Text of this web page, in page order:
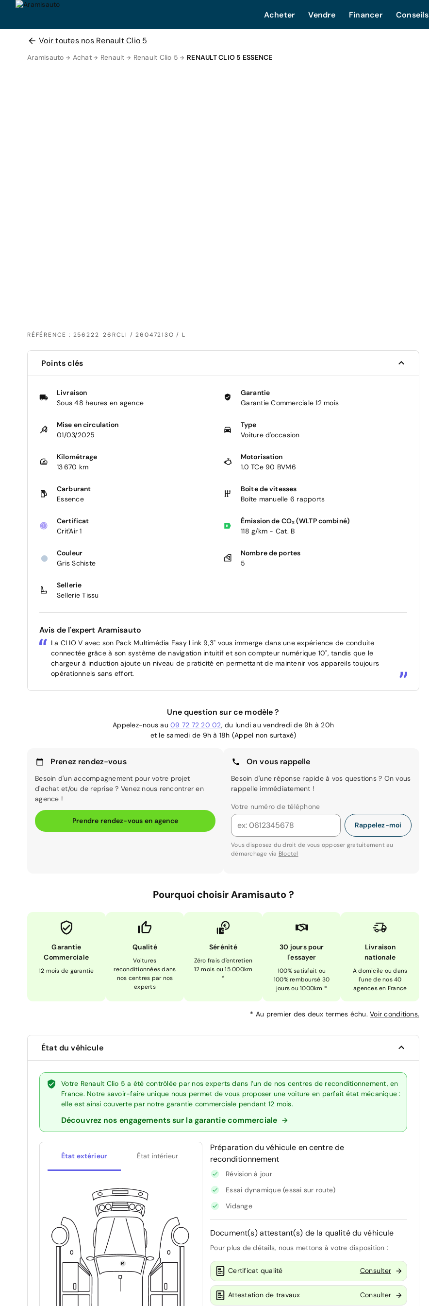
Acheter Vendre Financer Conseils
Voir toutes nos Renault Clio 5
Aramisauto Achat Renault Renault Clio 5 RENAULT CLIO 5 ESSENCE
RÉFÉRENCE : 256222-26RCLI / 26047213O / L
Points clés
Livraison
Sous 48 heures en agence
Garantie
Garantie Commerciale 12 mois
Mise en circulation
01/03/2025
Type
Voiture d'occasion
Kilométrage
13 670 km
Motorisation
1.0 TCe 90 BVM6
Carburant
Essence
Boîte de vitesses
Boîte manuelle 6 rapports
Certificat
Crit'Air 1
Émission de CO₂ (WLTP combiné)
118 g/km - Cat. B
Couleur
Gris Schiste
Nombre de portes
5
Sellerie
Sellerie Tissu
Avis de l'expert Aramisauto
La CLIO V avec son Pack Multimédia Easy Link 9,3" vous immerge dans une expérience de conduite
connectée grâce à son système de navigation intuitif et son compteur numérique 10", tandis que le
chargeur à induction ajoute un niveau de praticité en permettant de maintenir vos appareils toujours
opérationnels sans effort.
Une question sur ce modèle ?
Appelez-nous au 09 72 72 20 02, du lundi au vendredi de 9h à 20h
et le samedi de 9h à 18h (Appel non surtaxé)
Prenez rendez-vous
Besoin d'un accompagnement pour votre projet
d'achat et/ou de reprise ? Venez nous rencontrer en
agence !
Prendre rendez-vous en agence
On vous rappelle
Besoin d'une réponse rapide à vos questions ? On vous
rappelle immédiatement !
Votre numéro de téléphone
Rappelez-moi
Vous disposez du droit de vous opposer gratuitement au
démarchage via Bloctel
Pourquoi choisir Aramisauto ?
Garantie
Commerciale
12 mois de garantie
Qualité
Voitures
reconditionnées dans
nos centres par nos
experts
Sérénité
Zéro frais d'entretien
12 mois ou 15 000km
*
30 jours pour
l'essayer
100% satisfait ou
100% remboursé 30
jours ou 1000km *
Livraison
nationale
A domicile ou dans
l'une de nos 40
agences en France
* Au premier des deux termes échu. Voir conditions.
État du véhicule
Votre Renault Clio 5 a été contrôlée par nos experts dans l’un de nos centres de reconditionnement, en
France. Notre savoir-faire unique nous permet de vous proposer une voiture en parfait état mécanique :
elle est ainsi couverte par notre garantie commerciale pendant 12 mois.
Découvrez nos engagements sur la garantie commerciale
État extérieur État intérieur
Préparation du véhicule en centre de
reconditionnement
Révision à jour
Essai dynamique (essai sur route)
Vidange
Document(s) attestant(s) de la qualité du véhicule
Pour plus de détails, nous mettons à votre disposition :
Certificat qualité Consulter
Attestation de travaux Consulter